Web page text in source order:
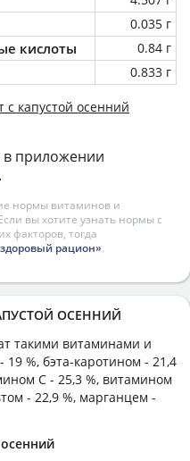
0.035 г
кислоты
0.84 г
0.833 г
с капустой осенний
в приложении
.
нормы витаминов и
вы хотите узнать нормы с
факторов, тогда
рацион».
ОСЕННИЙ
такими витаминами и
%, бэта-каротином - 21,4
C - 25,3 %, витамином
- 22,9 %, марганцем -